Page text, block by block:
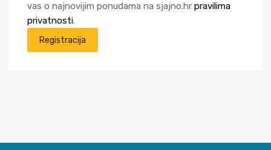
vas o najnovijim ponudama na sjajno.hr pravilima
privatnosti.
Registracija